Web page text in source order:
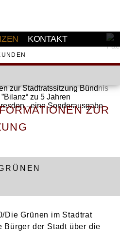
KONTAKT
ZUR
Die Grünen im Stadtrat
Bürger der Stadt über die